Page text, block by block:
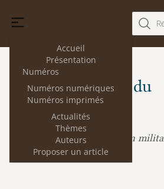
Accueil
Présentation
Numéros
Numéros numériques
Numéros imprimés
Actualités
Thèmes
Auteurs
Proposer un article
Les articles
Armée
Eric Desmons : Obligation